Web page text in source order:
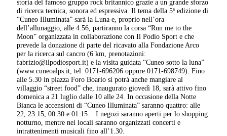
storia del famoso gruppo rock britannico grazie a un grande sforzo
di ricerca tecnica, sonora ed espressiva. Il tema della 5ª edizione di
“Cuneo Illuminata” sarà la Luna e, proprio nell’ora
dell’allunaggio, alle 4.56, partiranno la corsa “Run me to the
Moon” organizzata in collaborazione con Il Podio Sport e che
prevede la donazione di parte del ricavato alla Fondazione Arco
per la ricerca sul cancro (6 km, prenotazioni:
fabrizio@ilpodiosport.it) e la visita guidata “Cuneo sotto la luna”
(www.cuneoalps.it, tel. 0171-696206 oppure 0171-698749). Fino
alle 5.30 in piazza Foro Boario si potrà anche mangiare al
villaggio “street food” che, inaugurato giovedì 18, sarà attivo fino
domenica a 21 luglio dalle 10 alle 24. In occasione della Notte
Bianca le accensioni di “Cuneo Illuminata” saranno quattro: alle
22, 23.15, 00.30 e 01.15.
I negozi saranno aperti per lo shopping
notturno, mentre nei locali saranno organizzati concerti e
intrattenimenti musicali fino all’1.30.